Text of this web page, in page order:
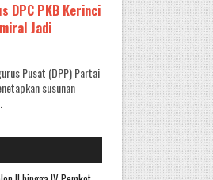
DPC PKB Kerinci
Jadi
Pusat (DPP) Partai
susunan